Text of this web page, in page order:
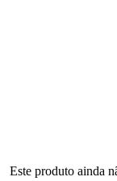
Este produto ainda